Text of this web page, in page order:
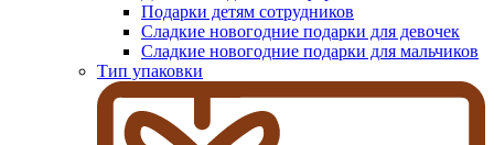
Подарки детям сотрудников
Сладкие новогодние подарки для девочек
Сладкие новогодние подарки для мальчиков
Тип упаковки